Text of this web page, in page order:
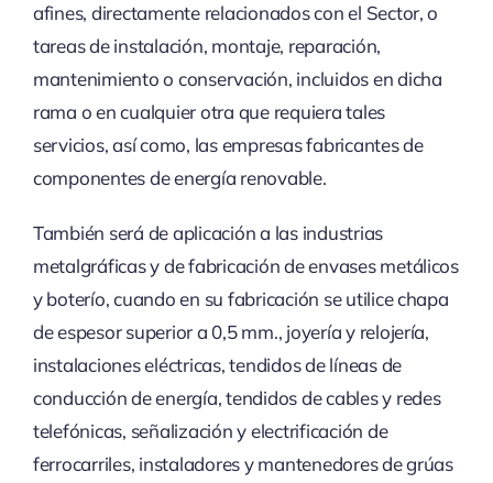
afines, directamente relacionados con el Sector, o
tareas de instalación, montaje, reparación,
mantenimiento o conservación, incluidos en dicha
rama o en cualquier otra que requiera tales
servicios, así como, las empresas fabricantes de
componentes de energía renovable.
También será de aplicación a las industrias
metalgráficas y de fabricación de envases metálicos
y boterío, cuando en su fabricación se utilice chapa
de espesor superior a 0,5 mm., joyería y relojería,
instalaciones eléctricas, tendidos de líneas de
conducción de energía, tendidos de cables y redes
telefónicas, señalización y electrificación de
ferrocarriles, instaladores y mantenedores de grúas